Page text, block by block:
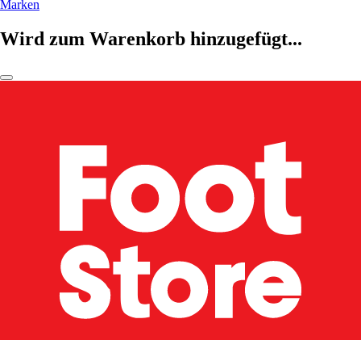
Marken
Wird zum Warenkorb hinzugefügt...